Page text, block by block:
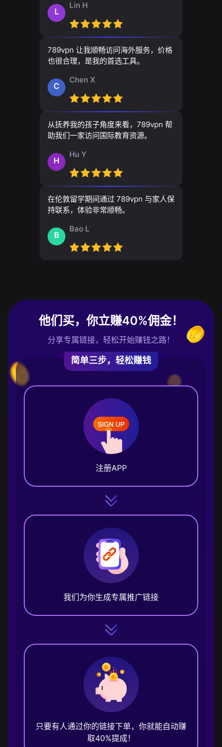
L
Lin H
789vpn 让我顺畅访问海外服务，价格
也很合理，是我的首选工具。
C
Chen X
从抚养我的孩子角度来看，789vpn 帮
助我们一家访问国际教育资源。
H
Hu Y
在伦敦留学期间通过 789vpn 与家人保
持联系，体验非常顺畅。
B
Bao L
他们买，你立赚40%佣金！
分享专属链接，轻松开始赚钱之路！
简单三步，轻松赚钱
注册APP
我们为你生成专属推广链接
只要有人通过你的链接下单，你就能自动赚
取40%提成！